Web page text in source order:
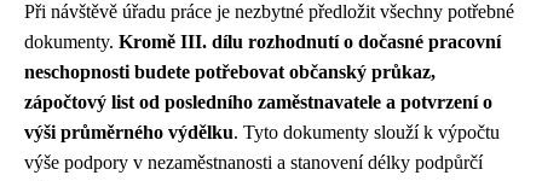
Při návštěvě úřadu práce je nezbytné předložit všechny potřebné
dokumenty. Kromě III. dílu rozhodnutí o dočasné pracovní
neschopnosti budete potřebovat občanský průkaz,
zápočtový list od posledního zaměstnavatele a potvrzení o
výši průměrného výdělku. Tyto dokumenty slouží k výpočtu
výše podpory v nezaměstnanosti a stanovení délky podpůrčí